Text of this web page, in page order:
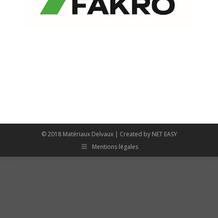
© 2018 Matériaux Delvaux | Created by NET EASY
Mentions légales